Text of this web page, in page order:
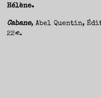
Hélène.
Cabane, Abel Quentin,
22€.